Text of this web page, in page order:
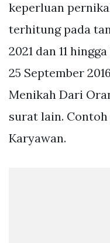
keperluan
terhitung pada
2021 dan 11
25 September
Menikah Dari
surat lain.
Karyawan.